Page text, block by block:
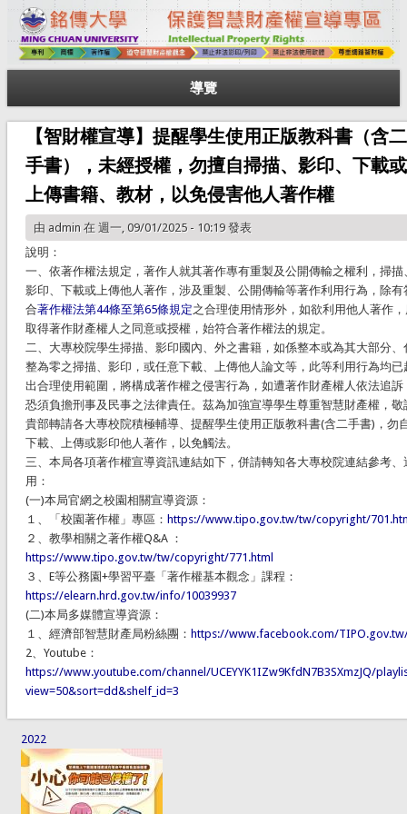
導覽
【智財權宣導】提醒學生使用正版教科書（含二
手書），未經授權，勿擅自掃描、影印、下載或
上傳書籍、教材，以免侵害他人著作權
由 admin在 週一, 09/01/2025 - 10:19 發表
說明：
一、依著作權法規定，著作人就其著作專有重製及公開傳輸之權利，掃描
影印、下載或上傳他人著作，涉及重製、公開傳輸等著作利用行為，除有
合著作權法第44條至第65條規定之合理使用情形外，如欲利用他人著作
取得著作財產權人之同意或授權，始符合著作權法的規定。
二、大專校院學生掃描、影印國內、外之書籍，如係整本或為其大部分、
整為零之掃描、影印，或任意下載、上傳他人論文等，此等利用行為均已
出合理使用範圍，將構成著作權之侵害行為，如遭著作財產權人依法追訴
恐須負擔刑事及民事之法律責任。茲為加強宣導學生尊重智慧財產權，敬
貴部轉請各大專校院積極輔導、提醒學生使用正版教科書(含二手書)，勿
下載、上傳或影印他人著作，以免觸法。
三、本局各項著作權宣導資訊連結如下，併請轉知各大專校院連結參考、
用：
(一)本局官網之校園相關宣導資源：
１、「校園著作權」專區： https://www.tipo.gov.tw/tw/copyright/
２、教學相關之著作權Q&A ：
https://www.tipo.gov.tw/tw/copyright/771.html
３、E等公務園+學習平臺「著作權基本觀念」課程：
https://elearn.hrd.gov.tw/info/10039937
(二)本局多媒體宣導資源：
１、經濟部智慧財產局粉絲團： https://www.facebook.com/
2、Youtube：
https://www.youtube.com/channel/UCEYYK1IZw9KfdN7B3SXmzJQ/
view=50&sort=dd&shelf_id=3
2022
2017poster